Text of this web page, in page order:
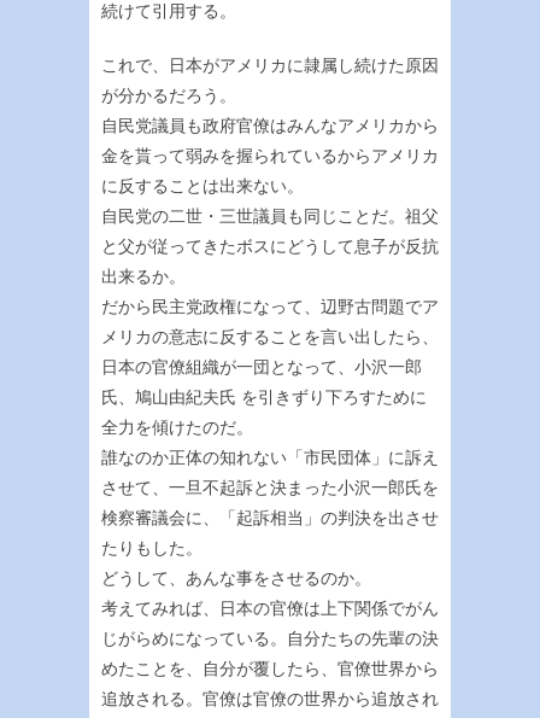
続けて引用する。
これで、日本がアメリカに隷属し続けた原因
が分かるだろう。
自民党議員も政府官僚はみんなアメリカから
金を貰って弱みを握られているからアメリカ
に反することは出来ない。
自民党の二世・三世議員も同じことだ。祖父
と父が従ってきたボスにどうして息子が反抗
出来るか。
だから民主党政権になって、辺野古問題でア
メリカの意志に反することを言い出したら、
日本の官僚組織が一団となって、小沢一郎
氏、鳩山由紀夫氏 を引きずり下ろすために
全力を傾けたのだ。
誰なのか正体の知れない「市民団体」に訴え
させて、一旦不起訴と決まった小沢一郎氏を
検察審議会に、「起訴相当」の判決を出させ
たりもした。
どうして、あんな事をさせるのか。
考えてみれば、日本の官僚は上下関係でがん
じがらめになっている。自分たちの先輩の決
めたことを、自分が覆したら、官僚世界から
追放される。官僚は官僚の世界から追放され